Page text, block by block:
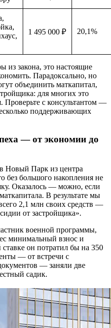
1 495 000 ₽ 20,1%
закона, это настоящие
Парадоксально, но
объединить маткапитал,
для многих это
Проверьте с консультантом —
поддерживающих
— от экономии до
Новый Парк из центра
большого накопления не
Оказалось — можно, если
В результате мы
2,1 млн своих средств —
от застройщика».
военной программы,
минимальный взнос и
он потратил бы на 350
— от встречи с
— заняли две
садик.